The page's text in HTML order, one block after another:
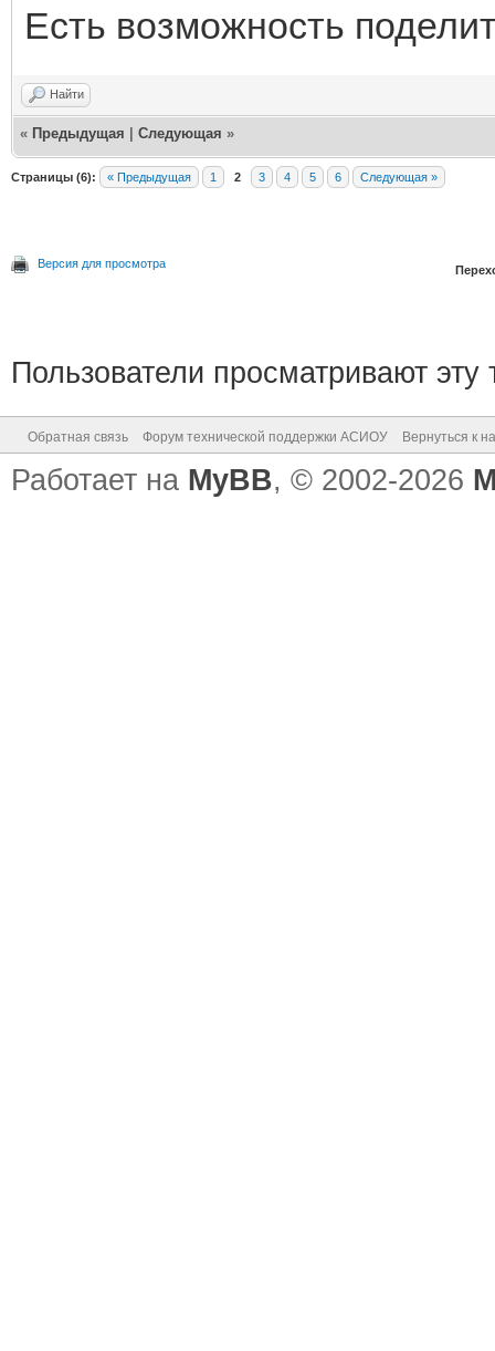
Есть возможность
Найти
« Предыдущая Следующая »
Страницы (6): « Предыдущая 1 2 3 4 5 6 Следующая »
Версия для просмотра
Пользователи просматривают эту
Обратная связь Форум технической поддержки АСИОУ Вернуться к
Работает на MyBB, © 2002-2026